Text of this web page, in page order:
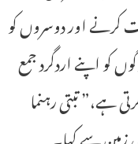
کرنے اور دوسروں کو
کو اپنے اردگرد جمع
ہے،” تبتی رہنما